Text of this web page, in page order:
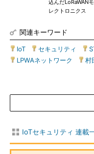
込んだLoRaWAN
レクトロニクス
関連キーワード
IoT セキュリティ
LPWAネットワーク
村
IoTセキュリティ 連載